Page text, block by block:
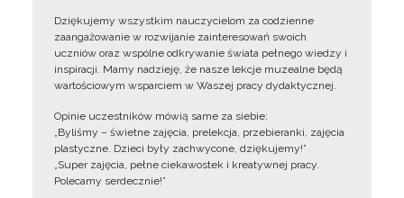
Dziękujemy wszystkim nauczycielom za codzienne
zaangażowanie w rozwijanie zainteresowań swoich
uczniów oraz wspólne odkrywanie świata pełnego wiedzy i
inspiracji. Mamy nadzieję, że nasze lekcje muzealne będą
wartościowym wsparciem w Waszej pracy dydaktycznej.
Opinie uczestników mówią same za siebie:
„Byliśmy – świetne zajęcia, prelekcja, przebieranki, zajęcia
plastyczne. Dzieci były zachwycone, dziękujemy!”
„Super zajęcia, pełne ciekawostek i kreatywnej pracy.
Polecamy serdecznie!”